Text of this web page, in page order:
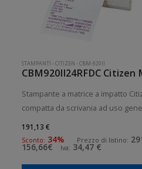
STAMPANTI -CITIZEN -CBM-920II
Stampante a matrice a impatto Citizen
compatta da scrivania ad uso
impatto. Velocit di stampa: 2 lps Risoluzione di stampa: 24
colonne Supporto di stampa: Ricevute Connettivit: Seriale RS-
232 (D
191,13 €
Sconto: 34% Prezzo di listino:
156,66€ Iva: 34,47 €